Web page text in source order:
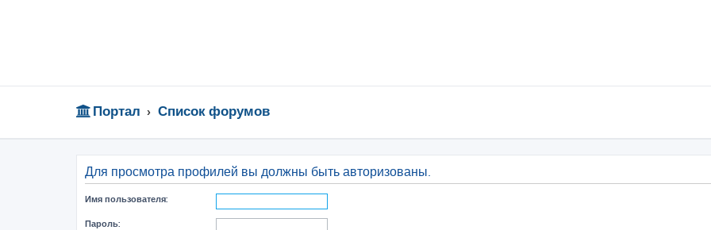
Портал Список форумов
Для просмотра профилей вы должны быть авторизованы.
Имя пользователя:
Пароль: